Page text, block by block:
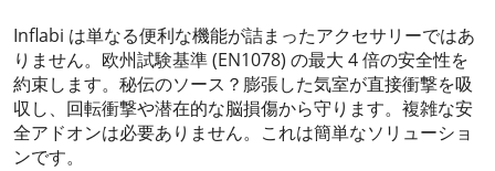
Inflabi は単なる便利な機能が詰まったアクセサリーではあ
りません。欧州試験基準 (EN1078) の最大 4 倍の安全性を
約束します。秘伝のソース？膨張した気室が直接衝撃を吸
収し、回転衝撃や潜在的な脳損傷から守ります。複雑な安
全アドオンは必要ありません。これは簡単なソリューショ
ンです。